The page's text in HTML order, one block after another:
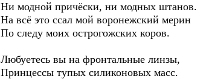
Ни модной причёски, ни модных штанов.
На всё это ссал мой воронежский мерин
По следу моих острогожских коров.
Любуетесь вы на фронтальные линзы,
Принцессы тупых силиконовых масс.